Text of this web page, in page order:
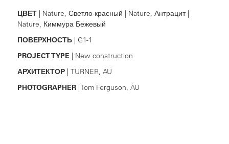
ЦВЕТ| Nature, Светло-красный | Nature, Антрацит |
Nature, Киммура Бежевый
ПОВЕРХНОСТЬ| G1-1
PROJECT TYPE | New construction
АРХИТЕКТОР| TURNER, AU
PHOTOGRAPHER| Tom Ferguson, AU